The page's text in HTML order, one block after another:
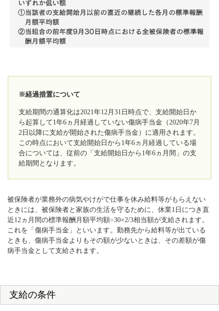
※経過措置について
支給期間の通算化は2021年12月31日時点で、支給開始日か
ら起算して1年6ヵ月経過していない傷病手当金（2020年7月
2日以降に支給が開始された傷病手当金）に適用されます。
この時点において支給開始日から1年6ヵ月経過している場
合については、従前の「支給開始日から1年6ヵ月間」の支
給期間となります。
被保険者が業務外の病気やけがで仕事を休み給料等がもらえない
ときには、被保険者と家族の生活を守るために、休業1日につき直
近12ヵ月間の標準報酬月額平均額÷30×2/3相当額が支給されます。
これを「傷病手当金」といいます。勤務先から給料等が出ている
ときも、傷病手当金よりもその額が少ないときは、その差額が傷
病手当金として支給されます。
支給の条件